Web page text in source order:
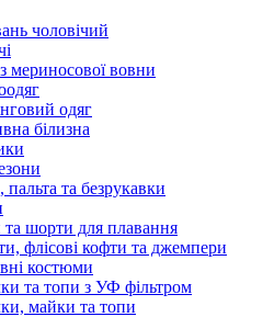
чоловічий
мериносової вовни
одяг
білизна
пальта та безрукавки
та шорти для плавання
флісові кофти та джемпери
костюми
та топи з УФ фільтром
майки та топи